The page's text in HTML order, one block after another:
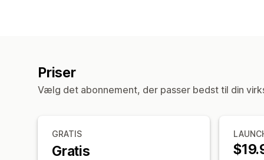
Priser
Vælg det abonnement, der passer bedst til din
GRATIS
Gratis